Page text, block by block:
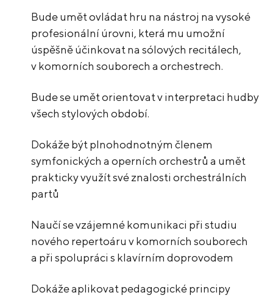
Bude umět ovládat hru na nástroj na vysoké
profesionální úrovni, která mu umožní
úspěšně účinkovat na sólových recitálech,
v komorních souborech a orchestrech.
Bude se umět orientovat v interpretaci hudby
všech stylových období.
Dokáže být plnohodnotným členem
symfonických a operních orchestrů a umět
prakticky využít své znalosti orchestrálních
partů
Naučí se vzájemné komunikaci při studiu
nového repertoáru v komorních souborech
a při spolupráci s klavírním doprovodem
Dokáže aplikovat pedagogické principy